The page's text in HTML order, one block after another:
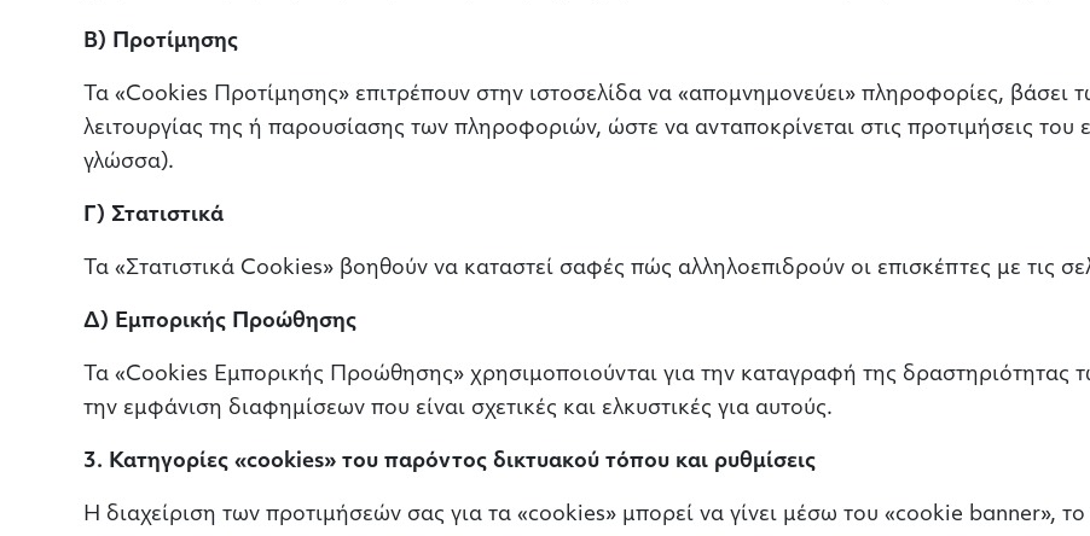
Β) Προτίμησης
Τα «Cookies Προτίμησης» επιτρέπουν στην ιστοσελίδα να «απομνημονεύει» πληροφορίες, βάσει
λειτουργίας της ή παρουσίασης των πληροφοριών, ώστε να ανταποκρίνεται στις προτιμήσεις
γλώσσα).
Γ) Στατιστικά
Τα «Στατιστικά Cookies» βοηθούν να καταστεί σαφές πώς αλληλοεπιδρούν οι επισκέπτες με τις
Δ) Εμπορικής Προώθησης
Τα «Cookies Εμπορικής Προώθησης» χρησιμοποιούνται για την καταγραφή της δραστηριότητας
την εμφάνιση διαφημίσεων που είναι σχετικές και ελκυστικές για αυτούς.
3. Κατηγορίες «cookies» του παρόντος δικτυακού τόπου και ρυθμίσεις
Η διαχείριση των προτιμήσεών σας για τα «cookies» μπορεί να γίνει μέσω του «cookie banner», το